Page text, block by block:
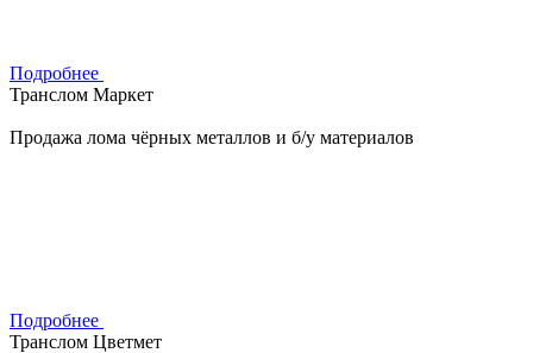
Подробнее
Транслом Маркет
Продажа лома чёрных металлов и б/у материалов
Подробнее
Транслом Цветмет